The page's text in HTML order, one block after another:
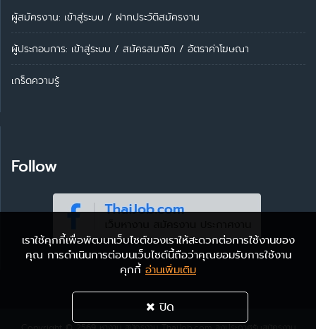
ผู้สมัครงาน: เข้าสู่ระบบ / ฝากประวัติสมัครงาน
ผู้ประกอบการ: เข้าสู่ระบบ / สมัครสมาชิก / อัตราค่าโฆษณา
เกร็ดความรู้
Follow
เราใช้คุกกี้เพื่อพัฒนาเว็บไซต์ของเราให้สะดวกต่อการใช้งานของ
คุณ การดำเนินการต่อบนเว็บไซต์นี้ถือว่าคุณยอมรับการใช้งาน
คุกกี้ อ่านเพิ่มเติม
ปิด